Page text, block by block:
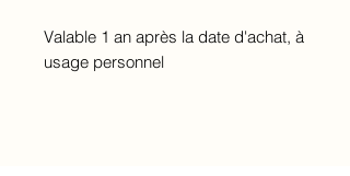
Valable 1 an après la date d'achat, à
usage personnel